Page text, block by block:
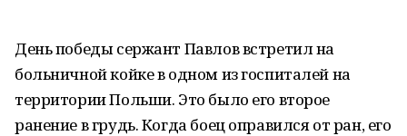
День победы сержант Павлов встретил на
больничной койке в одном из госпиталей на
территории Польши. Это было его второе
ранение в грудь. Когда боец оправился от ран, его